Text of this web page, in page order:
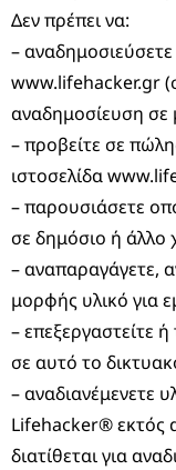
Δεν πρέπει να:
–
www.lifehacker.gr
αναδημοσίευση σε
– προβείτε σε
ιστοσελίδα
– παρουσιάσετε
σε δημόσιο ή άλλο
– αναπαραγάγετε,
μορφής υλικό για
– επεξεργαστείτε
σε αυτό το
– αναδιανέμενετε
Lifehacker® εκτός
διατίθεται για